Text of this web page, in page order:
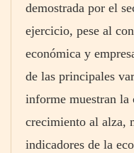
demostrada por el
ejercicio, pese al
económica y
de las principales
informe muestran la
crecimiento al alza,
indicadores de la